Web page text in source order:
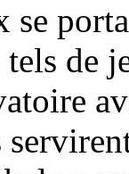
se
tels de